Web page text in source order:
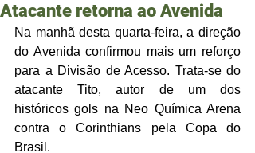
Atacante retorna ao Avenida
Na manhã desta quarta-feira, a direção
do Avenida confirmou mais um reforço
para a Divisão de Acesso. Trata-se do
atacante Tito, autor de um dos
históricos gols na Neo Química Arena
contra o Corinthians pela Copa do
Brasil.